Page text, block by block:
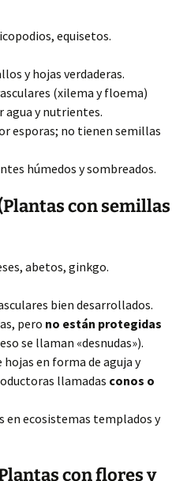
equisetos.
y hojas verdaderas.
(xilema y floema)
y nutrientes.
esporas; no tienen semillas
húmedos y sombreados.
con semillas
abetos, ginkgo.
bien desarrollados.
pero no están protegidas
se llaman «desnudas»).
en forma de aguja y
llamadas conos o
en ecosistemas templados y
con flores y